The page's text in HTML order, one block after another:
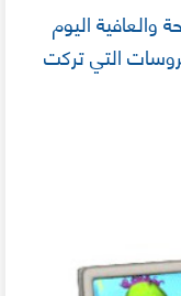
اليوم
اقدم لكم لائحة إقوى 10 فيروسات التي تركت